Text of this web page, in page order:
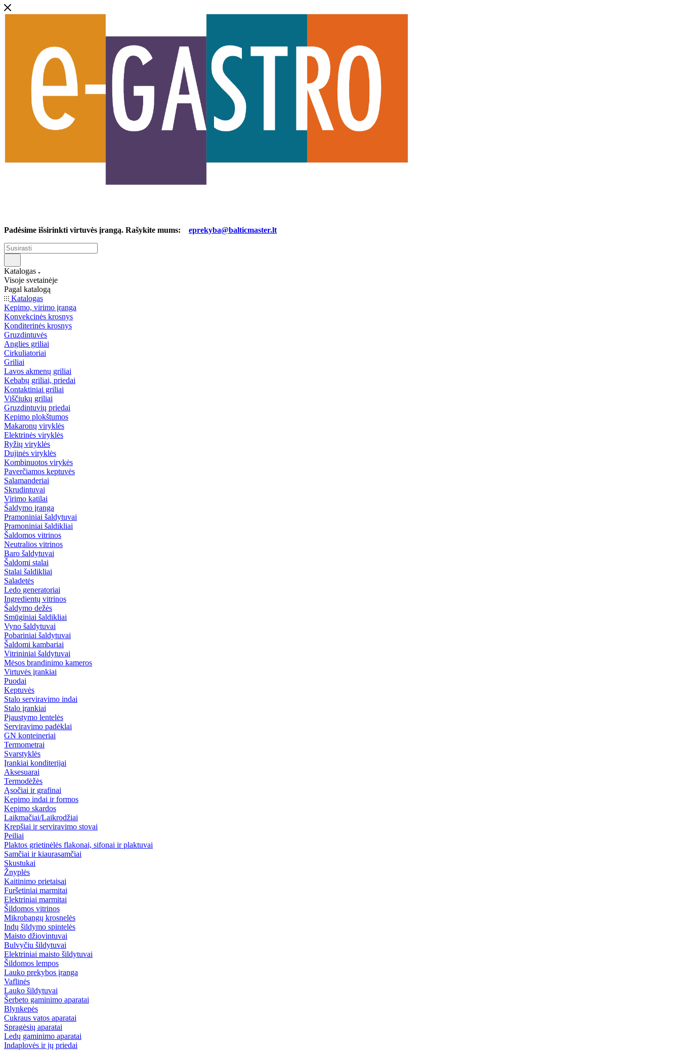
Padėsime išsirinkti virtuvės įrangą. Rašykite mums: eprekyba@balticmaster.lt
Katalogas
Visoje svetainėje
Pagal katalogą
Katalogas
Kepimo, virimo įranga
Konvekcinės krosnys
Konditerinės krosnys
Gruzdintuvės
Anglies griliai
Cirkuliatoriai
Griliai
Lavos akmenų griliai
Kebabų griliai, priedai
Kontaktiniai griliai
Viščiukų griliai
Gruzdintuvių priedai
Kepimo plokštumos
Makaronų viryklės
Elektrinės viryklės
Ryžių viryklės
Dujinės viryklės
Kombinuotos virykės
Paverčiamos keptuvės
Salamanderiai
Skrudintuvai
Virimo katilai
Šaldymo įranga
Pramoniniai šaldytuvai
Pramoniniai šaldikliai
Šaldomos vitrinos
Neutralios vitrinos
Baro šaldytuvai
Šaldomi stalai
Stalai šaldikliai
Saladetės
Ledo generatoriai
Ingredientų vitrinos
Šaldymo dežės
Smūginiai šaldikliai
Vyno šaldytuvai
Pobariniai šaldytuvai
Šaldomi kambariai
Vitrininiai šaldytuvai
Mėsos brandinimo kameros
Virtuvės įrankiai
Puodai
Keptuvės
Stalo serviravimo indai
Stalo įrankiai
Pjaustymo lentelės
Serviravimo padėklai
GN konteineriai
Termometrai
Svarstyklės
Įrankiai konditerijai
Aksesuarai
Termodėžės
Ąsočiai ir grafinai
Kepimo indai ir formos
Kepimo skardos
Laikmačiai/Laikrodžiai
Krepšiai ir serviravimo stovai
Peiliai
Plaktos grietinėlės flakonai, sifonai ir plaktuvai
Samčiai ir kiaurasamčiai
Skustukai
Žnyplės
Kaitinimo prietaisai
Furšetiniai marmitai
Elektriniai marmitai
Šildomos vitrinos
Mikrobangų krosnelės
Indų šildymo spintelės
Maisto džiovintuvai
Bulvyčiu šildytuvai
Elektriniai maisto šildytuvai
Šildomos lempos
Lauko prekybos įranga
Vaflinės
Lauko šildytuvai
Šerbeto gaminimo aparatai
Blynkepės
Cukraus vatos aparatai
Spragėsių aparatai
Ledų gaminimo aparatai
Indaplovės ir jų priedai